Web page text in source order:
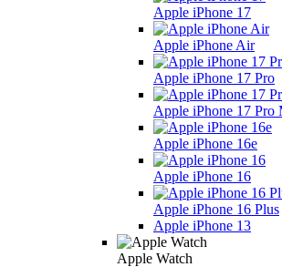
Apple iPhone 17
Apple iPhone Air
Apple iPhone 17 Pro
Apple iPhone 17 Pro
Apple iPhone 16e
Apple iPhone 16
Apple iPhone 16 Plus
Apple iPhone 13
Apple Watch